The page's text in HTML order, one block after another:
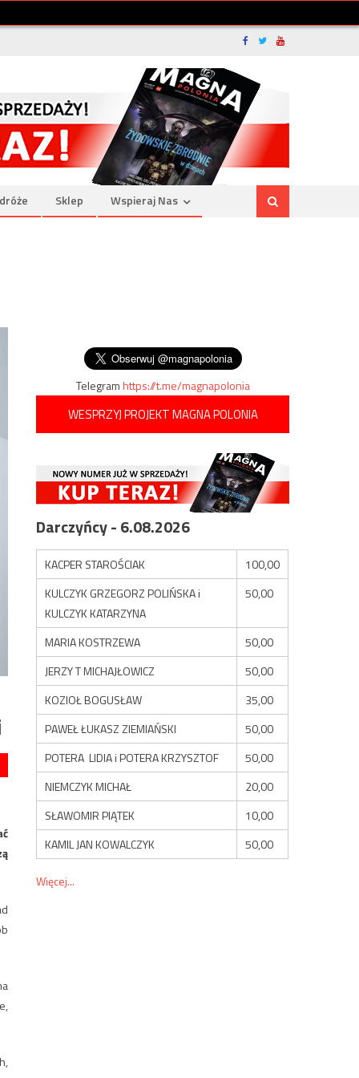
Sklep Wspieraj Nas
Telegramhttps://t.me/magnapolonia
WESPRZYJ PROJEKT MAGNA POLONIA
Darczyńcy - 6.08.2026
KACPER STAROŚCIAK
100,00
KULCZYK GRZEGORZ POLIŃSKA i
KULCZYK KATARZYNA
50,00
MARIA KOSTRZEWA
50,00
JERZY T MICHAJŁOWICZ
50,00
KOZIOŁ BOGUSŁAW
35,00
PAWEŁ ŁUKASZ ZIEMIAŃSKI
50,00
POTERA LIDIA i POTERA KRZYSZTOF
50,00
NIEMCZYK MICHAŁ
20,00
SŁAWOMIR PIĄTEK
10,00
KAMIL JAN KOWALCZYK
50,00
Więcej...